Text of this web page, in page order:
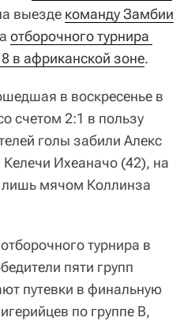
выезде команду Замбии
отборочного турнира
в африканской зоне.
в воскресенье в
счетом 2:1 в пользу
голы забили Алекс
Ихеаначо (42), на
лишь мячом Коллинза
турнира в
пяти групп
путевки в финальную
по группе В,